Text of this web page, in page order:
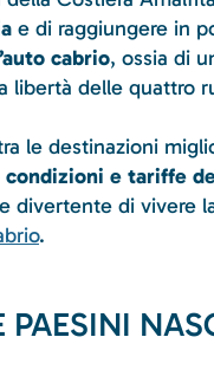
e di raggiungere in
cabrio, ossia di
libertà delle quattro
le destinazioni
condizioni e tariffe
divertente di vivere
.
PAESINI